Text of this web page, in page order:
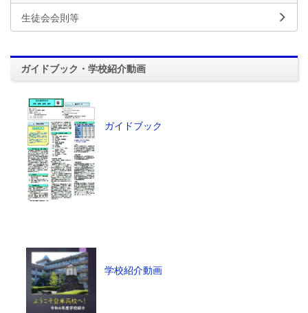
生徒会会則等
ガイドブック・学校紹介動画
ガイドブック
学校紹介動画